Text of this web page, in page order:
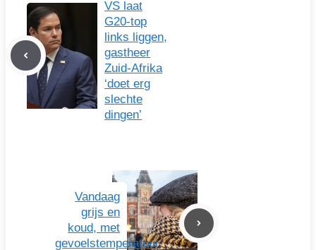
VS laat
G20-top
links liggen,
gastheer
Zuid-Afrika
‘doet erg
slechte
dingen’
Vandaag
grijs en
koud, met
gevoelstemperatuur